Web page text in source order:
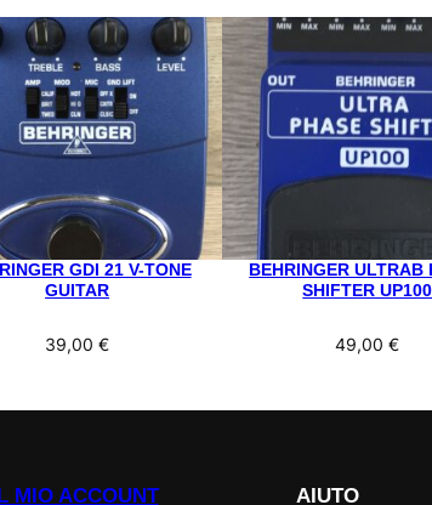
GDI 21 V-TONE
GUITAR
39,00€
BEHRINGER ULTRAB
SHIFTER UP100
49,00€
IL MIO ACCOUNT AIUTO